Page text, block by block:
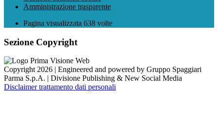
Amministrazione trasparente
Pagina visualizzata 638 volte
Sezione Copyright
Copyright 2026 | Engineered and powered by Gruppo Spaggiari
Parma S.p.A. | Divisione Publishing & New Social Media
Disclaimer trattamento dati personali